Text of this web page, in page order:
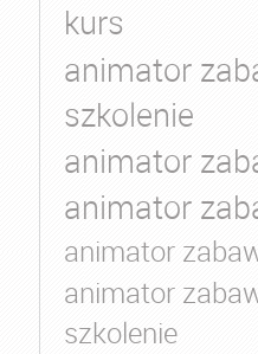
kurs
animator
szkolenie
animator
animator
animator
animator
szkolenie